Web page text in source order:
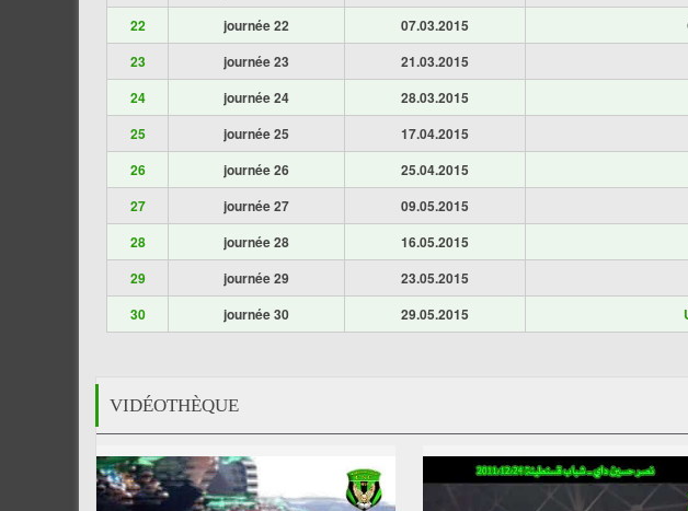
22
journée 22 07.03.2015
23
journée 23 21.03.2015
24
journée 24 28.03.2015
25
journée 25 17.04.2015
26
journée 26 25.04.2015
27
journée 27 09.05.2015
28
journée 28 16.05.2015
29
journée 29 23.05.2015
30
journée 30 29.05.2015
VIDÉOTHÈQUE